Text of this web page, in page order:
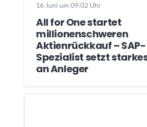
16 Juni um 09:02 Uhr
All for One startet
millionenschweren
Aktienrückkauf – SAP-
Spezialist setzt
an Anleger